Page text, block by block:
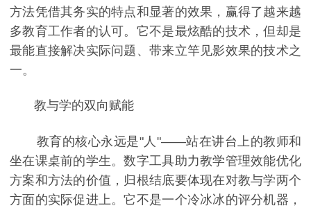
方法凭借其务实的特点和显著的效果，赢得了越来越
多教育工作者的认可。它不是最炫酷的技术，但却是
最能直接解决实际问题、带来立竿见影效果的技术之
一。
教与学的双向赋能
教育的核心永远是"人"——站在讲台上的教师和
坐在课桌前的学生。数字工具助力教学管理效能优化
方案和方法的价值，归根结底要体现在对教与学两个
方面的实际促进上。它不是一个冷冰冰的评分机器，